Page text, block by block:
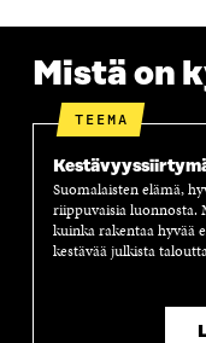
Mistä on
TEEMA
Suomalaisten elämä,
riippuvaisia luonnosta.
kuinka rakentaa hyvää
kestävää julkista